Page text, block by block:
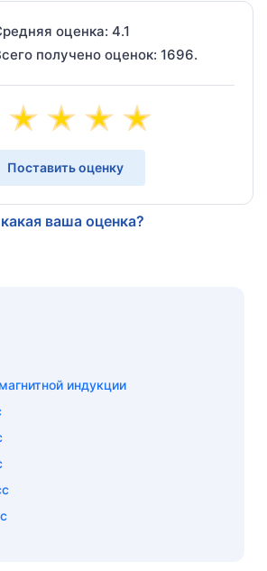
оценка: 4.1
получено оценок: 1696.
Поставить оценку
ваша оценка?
индукции